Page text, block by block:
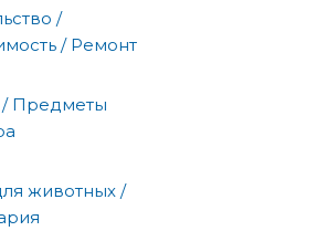
/
/ Ремонт
/ Предметы
животных /